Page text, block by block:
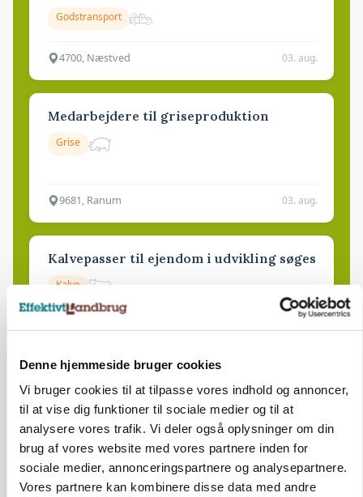
Denne hjemmeside bruger cookies
Vi bruger cookies til at tilpasse vores indhold og annoncer,
til at vise dig funktioner til sociale medier og til at
analysere vores trafik. Vi deler også oplysninger om din
brug af vores website med vores partnere inden for
sociale medier, annonceringspartnere og analysepartnere.
Vores partnere kan kombinere disse data med andre
Godstransport
4700, Næstved 03. aug.
Medarbejdere til griseproduktion
Grise
9681, Ranum 03. aug.
Kalvepasser til ejendom i udvikling søges
Kalve
Leder til klimastald
Klimastald
9670, Løgstør 03. aug.